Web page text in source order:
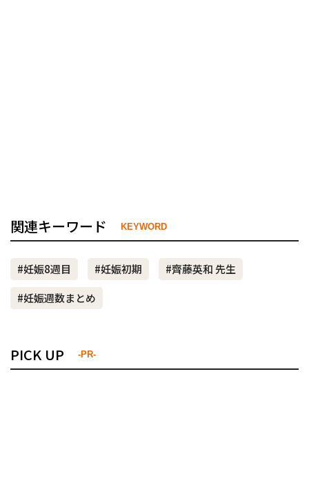
関連キーワード KEYWORD
#妊娠8週目 #妊娠初期
#齊藤英和 先生
#妊娠週数まとめ
PICK UP -PR-